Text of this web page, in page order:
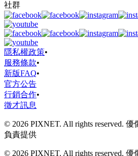
社群
隱私權政策•
服務條款•
新版FAQ•
官方公告
行銷合作•
徵才訊息
© 2026 PIXNET. All rights reserved.
負責提供
© 2026 PIXNET. All rights reserved.